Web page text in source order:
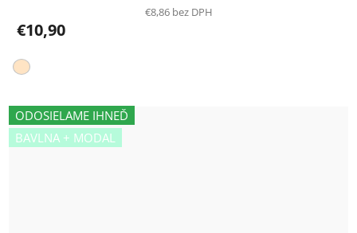
€8,86 bez DPH
€10,90
ODOSIELAME IHNEĎ
BAVLNA + MODAL